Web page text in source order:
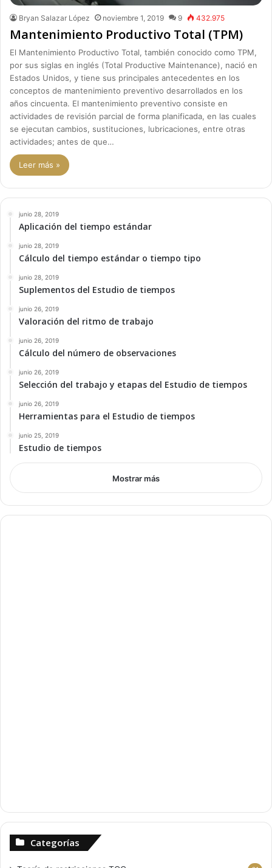
Bryan Salazar López noviembre 1, 2019 9 432.975
Mantenimiento Productivo Total (TPM)
El Mantenimiento Productivo Total, también conocido como TPM,
por sus siglas en inglés (Total Productive Maintenance), nació en
Estados Unidos, y tiene sus principales antecedentes en los
conceptos de mantenimiento preventivo desarrollados en los
años cincuenta. El mantenimiento preventivo consiste en
actividades de revisión parcial de forma planificada, en las cuales
se ejecutan cambios, sustituciones, lubricaciones, entre otras
actividades; antes de que…
Leer más »
junio 28, 2019
Aplicación del tiempo estándar
junio 28, 2019
Cálculo del tiempo estándar o tiempo tipo
junio 28, 2019
Suplementos del Estudio de tiempos
junio 26, 2019
Valoración del ritmo de trabajo
junio 26, 2019
Cálculo del número de observaciones
junio 26, 2019
Selección del trabajo y etapas del Estudio de tiempos
junio 26, 2019
Herramientas para el Estudio de tiempos
junio 25, 2019
Estudio de tiempos
Mostrar más
Categorías